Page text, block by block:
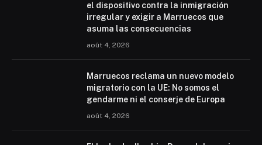
el dispositivo contra la inmigración
irregular y exigir a Marruecos que
asuma las consecuencias
août 4, 2026
Marruecos reclama un nuevo modelo
migratorio con la UE: No somos el
gendarme ni el conserje de Europa
août 4, 2026